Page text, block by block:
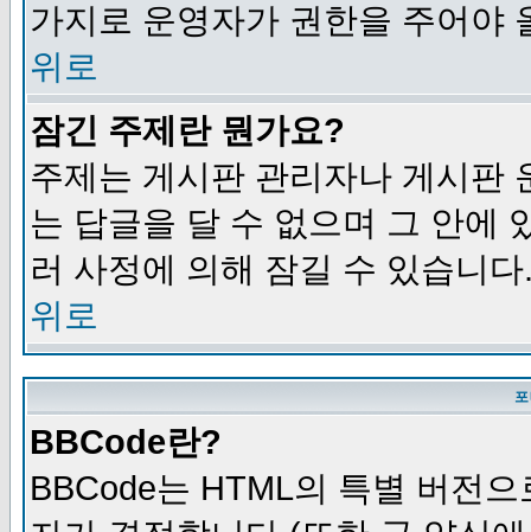
가지로 운영자가 권한을 주어야
위로
잠긴 주제란 뭔가요?
주제는 게시판 관리자나 게시판
는 답글을 달 수 없으며 그 안에
러 사정에 의해 잠길 수 있습니다
위로
BBCode란?
BBCode는 HTML의 특별 버전